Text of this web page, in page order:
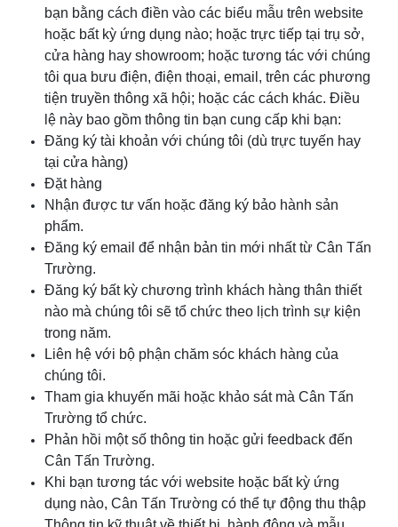
bạn bằng cách điền vào các biểu mẫu trên website
hoặc bất kỳ ứng dụng nào; hoặc trực tiếp tại trụ sở,
cửa hàng hay showroom; hoặc tương tác với chúng
tôi qua bưu điện, điện thoại, email, trên các phương
tiện truyền thông xã hội; hoặc các cách khác. Điều
lệ này bao gồm thông tin bạn cung cấp khi bạn:
Đăng ký tài khoản với chúng tôi (dù trực tuyến hay
tại cửa hàng)
Đặt hàng
Nhận được tư vấn hoặc đăng ký bảo hành sản
phẩm.
Đăng ký email để nhận bản tin mới nhất từ Cân Tấn
Trường.
Đăng ký bất kỳ chương trình khách hàng thân thiết
nào mà chúng tôi sẽ tổ chức theo lịch trình sự kiện
trong năm.
Liên hệ với bộ phận chăm sóc khách hàng của
chúng tôi.
Tham gia khuyến mãi hoặc khảo sát mà Cân Tấn
Trường tổ chức.
Phản hồi một số thông tin hoặc gửi feedback đến
Cân Tấn Trường.
Khi bạn tương tác với website hoặc bất kỳ ứng
dụng nào, Cân Tấn Trường có thể tự động thu thập